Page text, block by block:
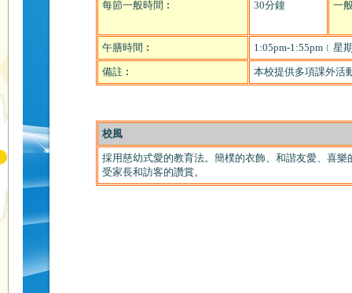
每節一般時間︰ 30分鐘 一
午膳時間︰ 1:05pm-1:55pm﹝星
備註︰ 本校提供多項課外活
校風
採用慈幼式愛的教育法。簡樸的衣飾、和諧友愛、喜
受家長和訪客的讚賞。